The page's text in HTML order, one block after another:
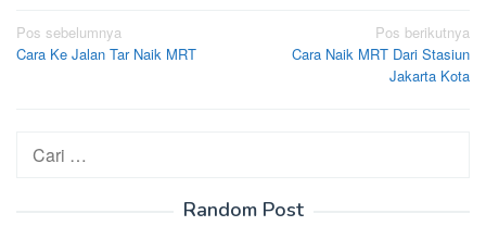
Navigasi
pos
Pos sebelumnya
Cara Ke Jalan Tar Naik MRT
Pos berikutnya
Cara Naik MRT Dari Stasiun
Jakarta Kota
Cari
Random Post